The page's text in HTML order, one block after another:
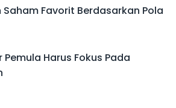
Favorit Berdasarkan Pola
Harus Fokus Pada